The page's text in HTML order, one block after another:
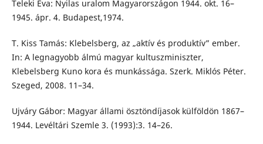
Teleki Éva: Nyilas uralom Magyarországon 1944. okt. 16–
1945. ápr. 4. Budapest,1974.
T. Kiss Tamás: Klebelsberg, az „aktív és produktív” ember.
In: A legnagyobb álmú magyar kultuszminiszter,
Klebelsberg Kuno kora és munkássága. Szerk. Miklós Péter.
Szeged, 2008. 11–34.
Ujváry Gábor: Magyar állami ösztöndíjasok külföldön 1867–
1944. Levéltári Szemle 3. (1993):3. 14–26.